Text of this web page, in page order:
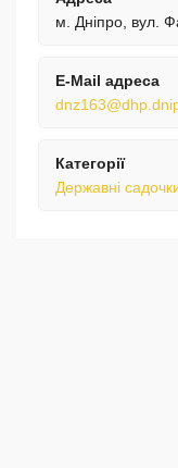
м. Дніпро, вул.
E-Mail адреса
Категорії
Державні